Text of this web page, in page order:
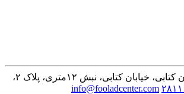
تهران، قیطریه، میدان کتابی، خیابان کتابی، نبش ۱۲متری، پلاک ۲،
info@fooladcenter.com